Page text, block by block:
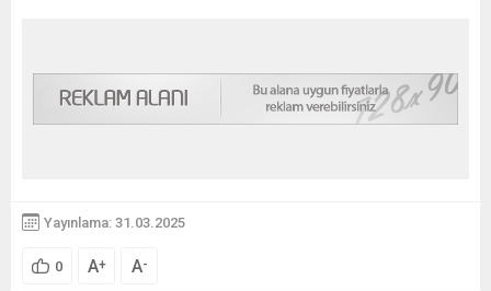
Yayınlama: 31.03.2025
0 A+ A-